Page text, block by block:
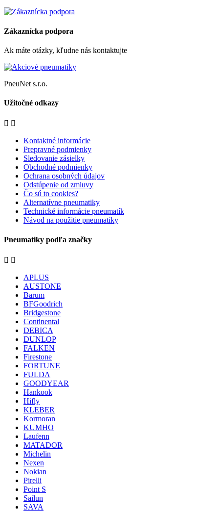
Zákaznícka podpora
Ak máte otázky, kľudne nás kontaktujte
PneuNet s.r.o.
Užitočné odkazy
 
Kontaktné informácie
Prepravné podmienky
Sledovanie zásielky
Obchodné podmienky
Ochrana osobných údajov
Odstúpenie od zmluvy
Čo sú to cookies?
Alternatívne pneumatiky
Technické informácie pneumatík
Návod na použitie pneumatiky
Pneumatiky podľa značky
 
APLUS
AUSTONE
Barum
BFGoodrich
Bridgestone
Continental
DEBICA
DUNLOP
FALKEN
Firestone
FORTUNE
FULDA
GOODYEAR
Hankook
Hifly
KLEBER
Kormoran
KUMHO
Laufenn
MATADOR
Michelin
Nexen
Nokian
Pirelli
Point S
Sailun
SAVA